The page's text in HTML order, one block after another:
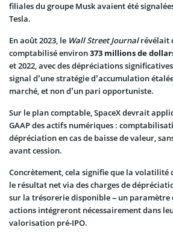
filiales du groupe Musk avaient été
Tesla.
En août 2023, le Wall Street Journalrévélait
comptabilisé environ373 millions de
et 2022, avec des dépréciations
signal d’une stratégie d’accumulation
marché, et non d’un pari opportuniste.
Sur le plan comptable, SpaceX devrait
GAAP des actifs numériques :
dépréciation en cas de baisse de valeur,
avant cession.
Concrètement, cela signifie que la
le résultat net via des charges de
sur la trésorerie disponible – un paramètre
actions intégreront nécessairement dans
valorisation pré-IPO.